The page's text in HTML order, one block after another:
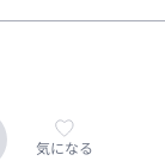
気になる